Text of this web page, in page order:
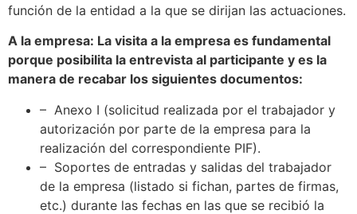
función de la entidad a la que se dirijan las actuaciones.
A la empresa: La visita a la empresa es fundamental
porque posibilita la entrevista al participante y es la
manera de recabar los siguientes documentos:
– Anexo I (solicitud realizada por el trabajador y
autorización por parte de la empresa para la
realización del correspondiente PIF).
– Soportes de entradas y salidas del trabajador
de la empresa (listado si fichan, partes de firmas,
etc.) durante las fechas en las que se recibió la